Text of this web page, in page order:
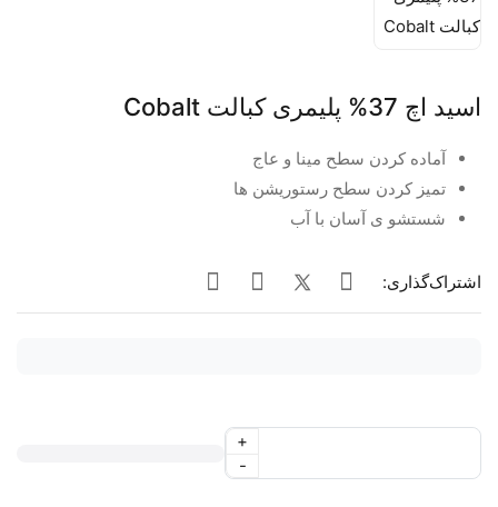
اسید اچ 37% پلیمری کبالت Cobalt
آماده کردن سطح مینا و عاج
تمیز کردن سطح رستوریشن ها
شستشو ی آسان با آب
اشتراک‌گذاری:
-
+